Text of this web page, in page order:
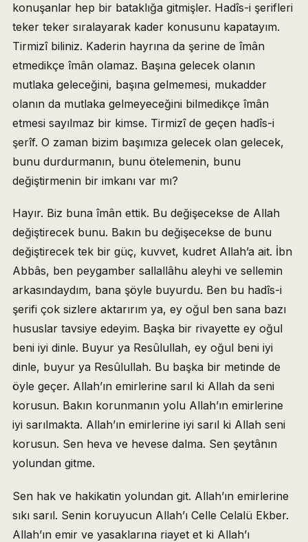
konuşanlar hep bir bataklığa gitmişler. Hadîs-i şerifleri
teker teker sıralayarak kader konusunu kapatayım.
Tirmizî biliniz. Kaderin hayrına da şerine de îmân
etmedikçe îmân olamaz. Başına gelecek olanın
mutlaka geleceğini, başına gelmemesi, mukadder
olanın da mutlaka gelmeyeceğini bilmedikçe îmân
etmesi sayılmaz bir kimse. Tirmizî de geçen hadîs-i
şerîf. O zaman bizim başımıza gelecek olan gelecek,
bunu durdurmanın, bunu ötelemenin, bunu
değiştirmenin bir imkanı var mı?
Hayır. Biz buna îmân ettik. Bu değişecekse de Allah
değiştirecek bunu. Bakın bu değişecekse de bunu
değiştirecek tek bir güç, kuvvet, kudret Allah’a ait. İbn
Abbâs, ben peygamber sallallâhu aleyhi ve sellemin
arkasındaydım, bana şöyle buyurdu. Ben bu hadîs-i
şerifi çok sizlere aktarırım ya, ey oğul ben sana bazı
hususlar tavsiye edeyim. Başka bir rivayette ey oğul
beni iyi dinle. Buyur ya Resûlullah, ey oğul beni iyi
dinle, buyur ya Resûlullah. Bu başka bir metinde de
öyle geçer. Allah’ın emirlerine sarıl ki Allah da seni
korusun. Bakın korunmanın yolu Allah’ın emirlerine
iyi sarılmakta. Allah’ın emirlerine iyi sarıl ki Allah seni
korusun. Sen heva ve hevese dalma. Sen şeytânın
yolundan gitme.
Sen hak ve hakikatin yolundan git. Allah’ın emirlerine
sıkı sarıl. Senin koruyucun Allah’ı Celle Celalü Ekber.
Allah’ın emir ve yasaklarına riayet et ki Allah’ı